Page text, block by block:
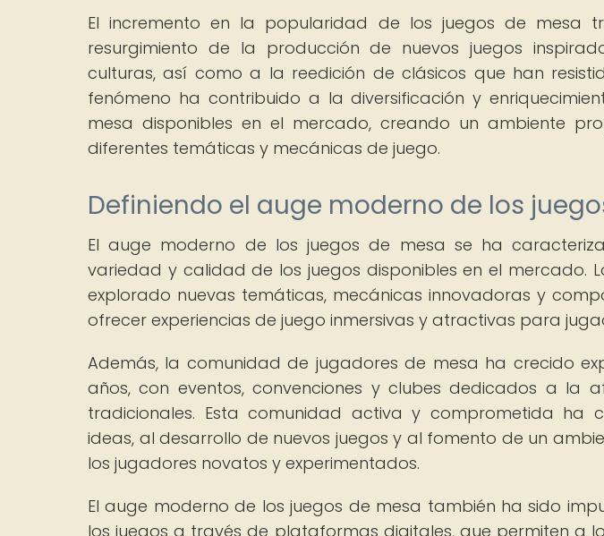
El incremento en la popularidad de los juegos de mesa
resurgimiento de la producción de nuevos juegos
culturas, así como a la reedición de clásicos que han
fenómeno ha contribuido a la diversificación y
mesa disponibles en el mercado, creando un ambiente
diferentes temáticas y mecánicas de juego.
Definiendo el auge moderno de los
El auge moderno de los juegos de mesa se ha
variedad y calidad de los juegos disponibles en el mercado.
explorado nuevas temáticas, mecánicas innovadoras y
ofrecer experiencias de juego inmersivas y atractivas para
Además, la comunidad de jugadores de mesa ha crecido
años, con eventos, convenciones y clubes dedicados a la
tradicionales. Esta comunidad activa y comprometida ha
ideas, al desarrollo de nuevos juegos y al fomento de un
los jugadores novatos y experimentados.
El auge moderno de los juegos de mesa también ha sido
los juegos a través de plataformas digitales, que permiten a